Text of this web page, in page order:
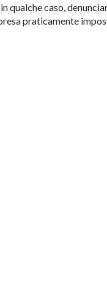
qualche caso,
praticamente